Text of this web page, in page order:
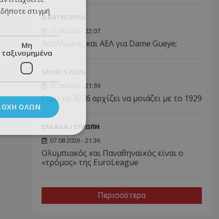
Α ΚΑΤΗΓΟΡΙΑ
07.08.2026 - 22:07
Απόλλωνας και ΑΕΛ για Dame Gueye;
07.08.2026 - 21:59
Γιατί το 2026 αρχίζει να μοιάζει με το 1929
ΕΛΛΑΔΑ / ΕΥΡΩΠΗ
07.08.2026 - 21:36
Ολυμπιακός και Παναθηναϊκός είναι ο
«τρόμος» της EuroLeague
Περισσότερα
στιγμή
Μη
ταξινομημένα
ΌΛΩΝ